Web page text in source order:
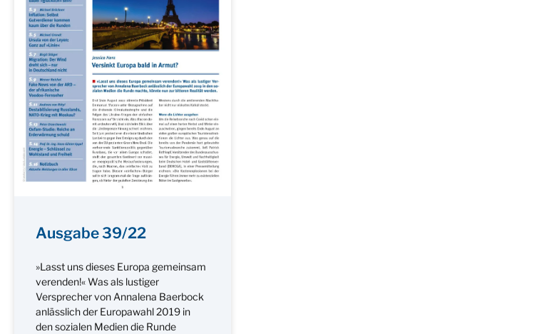
Ausgabe 39/22
»Lasst uns dieses Europa gemeinsam
verenden!« Was als lustiger
Versprecher von Annalena Baerbock
anlässlich der Europawahl 2019 in
den sozialen Medien die Runde